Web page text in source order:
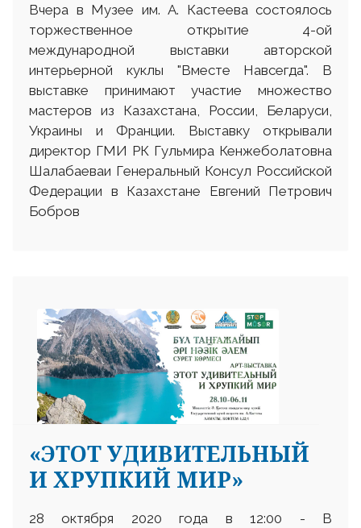
Вчера в Музее им. А. Кастеева состоялось
торжественное открытие 4-ой
международной выставки авторской
интерьерной куклы "Вместе Навсегда". В
выставке принимают участие множество
мастеров из Казахстана, России, Беларуси,
Украины и Франции. Выставку открывали
директор ГМИ РК Гульмира Кенжеболатовна
Шалабаеваи Генеральный Консул Российской
Федерации в Казахстане Евгений Петрович
Бобров
«ЭТОТ УДИВИТЕЛЬНЫЙ
И ХРУПКИЙ МИР»
28 октября 2020 года в 12:00 - В